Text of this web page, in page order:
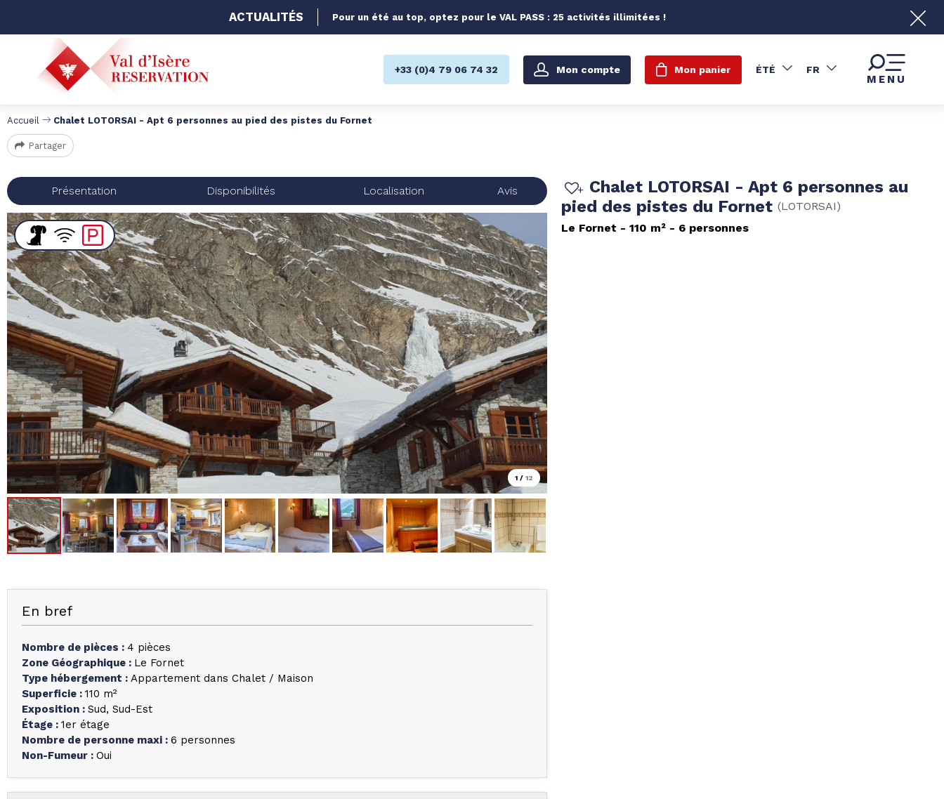
ACTUALITÉS Pour un été au top, optez pour le VAL PASS : 25 activités illimitées !
+33 (0)4 79 06 74 32 Mon compte Mon panier ÉTÉ FR
MENU
Accueil Chalet LOTORSAI - Apt 6 personnes au pied des pistes du Fornet
Partager
Présentation Disponibilités Localisation Avis
1 / 12
Chalet LOTORSAI - Apt 6 personnes au
pied des pistes du Fornet (LOTORSAI)
Le Fornet
110 m² 6 personnes
En bref
Nombre de pièces : 4 pièces
Zone Géographique : Le Fornet
Type hébergement : Appartement dans Chalet / Maison
Superficie : 110 m²
Exposition : Sud Sud-Est
Étage : 1er étage
Nombre de personne maxi : 6 personnes
Non-Fumeur : Oui